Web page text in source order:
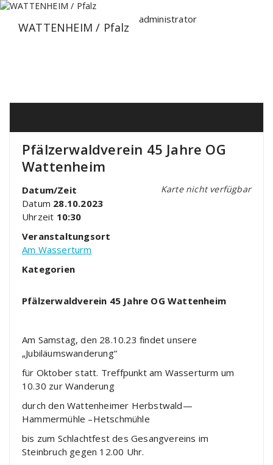
Zum
springenWATTENHEIM / Pfalz
administrator
Pfälzerwaldverein 45 Jahre OG
Wattenheim
Karte nicht verfügbar
Datum/Zeit
Datum 28.10.2023
Uhrzeit 10:30
Veranstaltungsort
Am Wasserturm
Kategorien
Pfälzerwaldverein 45 Jahre OG Wattenheim
Am Samstag, den 28.10.23 findet unsere
„Jubiläumswanderung“
für Oktober statt. Treffpunkt am Wasserturm um
10.30 zur Wanderung
durch den Wattenheimer Herbstwald—
Hammermühle –Hetschmühle
bis zum Schlachtfest des Gesangvereins im
Steinbruch gegen 12.00 Uhr.